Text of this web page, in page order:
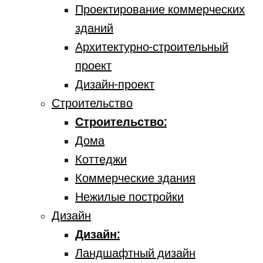
Проектирование коммерческих
зданий
Архитектурно-строительный
проект
Дизайн-проект
Строительство
Строительство:
Дома
Коттеджи
Коммерческие здания
Нежилые постройки
Дизайн
Дизайн:
Ландшафтный дизайн